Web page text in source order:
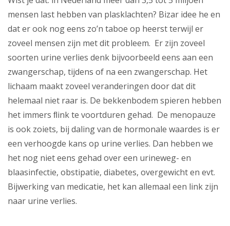
mensen last hebben van plasklachten? Bizar idee he en
dat er ook nog eens zo’n taboe op heerst terwijl er
zoveel mensen zijn met dit probleem. Er zijn zoveel
soorten urine verlies denk bijvoorbeeld eens aan een
zwangerschap, tijdens of na een zwangerschap. Het
lichaam maakt zoveel veranderingen door dat dit
helemaal niet raar is. De bekkenbodem spieren hebben
het immers ﬂink te voortduren gehad. De menopauze
is ook zoiets, bij daling van de hormonale waardes is er
een verhoogde kans op urine verlies. Dan hebben we
het nog niet eens gehad over een urineweg- en
blaasinfectie, obstipatie, diabetes, overgewicht en evt.
Bijwerking van medicatie, het kan allemaal een link zijn
naar urine verlies.